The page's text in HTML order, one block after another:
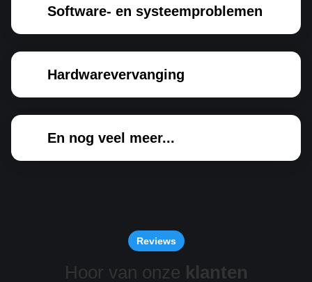
Software- en systeemproblemen
Hardwarevervanging
En nog veel meer...
Reviews
Hoor van onze klanten